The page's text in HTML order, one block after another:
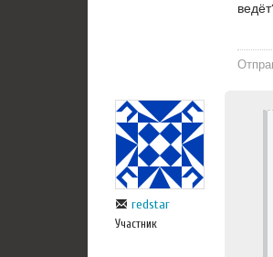
redstar
Участник